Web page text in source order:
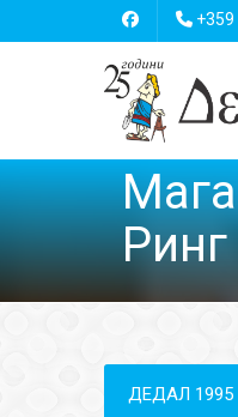
+359
ДЕДАЛ 1995